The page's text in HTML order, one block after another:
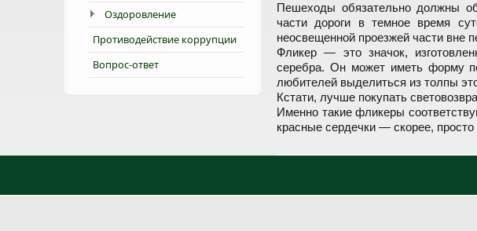
Оздоровление
Противодействие коррупции
Вопрос-ответ
Пешеходы обязательно должны
части дороги в темное время
неосвещенной проезжей части вне
Фликер — это значок,
серебра. Он может иметь форму
любителей выделиться из толпы
Кстати, лучше покупать
Именно такие фликеры
красные сердечки — скорее,